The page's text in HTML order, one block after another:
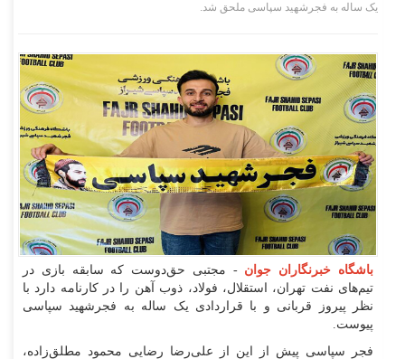
یک ساله به فجرشهید سپاسی ملحق شد.
باشگاه خبرنگاران جوان - مجتبی حق‌دوست که سابقه بازی در
تیم‌های نفت تهران، استقلال، فولاد، ذوب آهن را در کارنامه دارد با
نظر پیروز قربانی و با قراردادی یک ساله به فجرشهید سپاسی
پیوست.
‌فجر سپاسی پیش از این از علی‌رضا رضایی محمود مطلق‌زاده،